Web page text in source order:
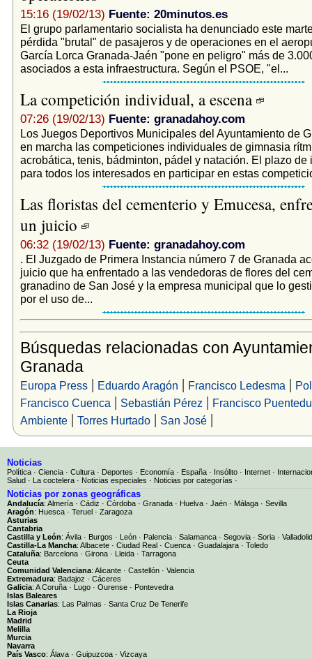
15:16 (19/02/13) Fuente: 20minutos.es
El grupo parlamentario socialista ha denunciado este
pérdida "brutal" de pasajeros y de operaciones en el
García Lorca Granada-Jaén "pone en peligro" más de
asociados a esta infraestructura. Según el PSOE, "el...
La competición individual, a escena
07:26 (19/02/13) Fuente: granadahoy.com
Los Juegos Deportivos Municipales del Ayuntamiento de
en marcha las competiciones individuales de gimnasia
acrobática, tenis, bádminton, pádel y natación. El plazo de
para todos los interesados en participar en estas
Las floristas del cementerio y Emucesa,
un juicio
06:32 (19/02/13) Fuente: granadahoy.com
. El Juzgado de Primera Instancia número 7 de Granada
juicio que ha enfrentado a las vendedoras de flores del
granadino de San José y la empresa municipal que lo
por el uso de...
Búsquedas relacionadas con
Granada
Europa Press| Eduardo Aragón | Francisco Ledesma |
Francisco Cuenca | Sebastián Pérez | Francisco
Ambiente| Torres Hurtado| San José|
Noticias
Política · Ciencia · Cultura · Deportes · Economía · España · Insólito · Internet ·
Salud · La coctelera · Noticias especiales · Noticias por categorías ·
Noticias por zonas geográficas
Andalucía: Almería · Cádiz · Córdoba · Granada · Huelva · Jaén · Málaga · Sevilla
Aragón: Huesca · Teruel · Zaragoza
Asturias
Cantabria
Castilla y León: Ávila · Burgos · León · Palencia · Salamanca · Segovia · Soria · Valladolid
Castilla-La Mancha: Albacete · Ciudad Real · Cuenca · Guadalajara · Toledo
Cataluña: Barcelona · Girona · Lleida · Tarragona
Ceuta
Comunidad Valenciana: Alicante · Castellón · Valencia
Extremadura: Badajoz · Cáceres
Galicia: A Coruña · Lugo · Ourense · Pontevedra
Islas Baleares
Islas Canarias: Las Palmas · Santa Cruz De Tenerife
La Rioja
Madrid
Melilla
Murcia
Navarra
País Vasco: Álava · Guipuzcoa · Vizcaya